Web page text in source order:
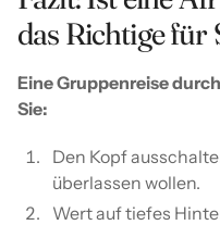
das Richtige für
Eine Gruppenreise
Sie:
Den Kopf
überlassen wollen.
Wert auf tiefes